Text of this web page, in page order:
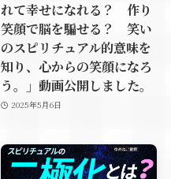
れて幸せになれる？ 作り
笑顔で脳を騙せる？ 笑い
のスピリチュアル的意味を
知り、心からの笑顔になろ
う。」動画公開しました。
2025年5月6日